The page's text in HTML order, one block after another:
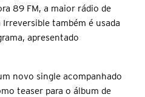
89 FM, a maior rádio de
também é usada
apresentado
novo single acompanhado
teaser para o álbum de